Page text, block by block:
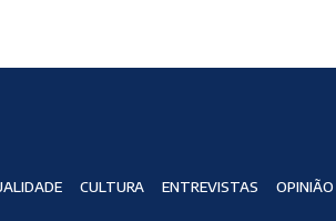
CULTURA ENTREVISTAS OPINIÃO